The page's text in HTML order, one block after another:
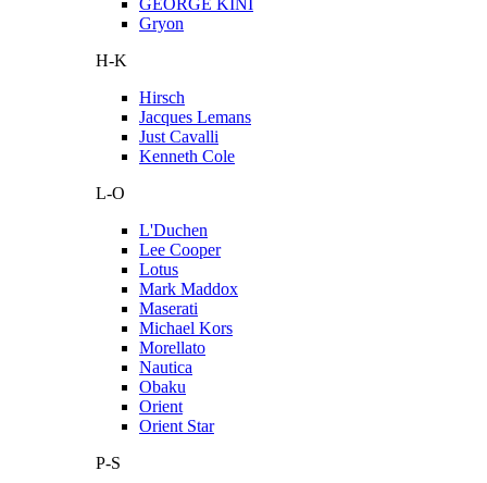
GEORGE KINI
Gryon
H-K
Hirsch
Jacques Lemans
Just Cavalli
Kenneth Cole
L-O
L'Duchen
Lee Cooper
Lotus
Mark Maddox
Maserati
Michael Kors
Morellato
Nautica
Obaku
Orient
Orient Star
P-S